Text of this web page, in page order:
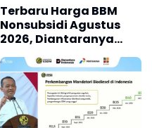
Terbaru Harga BBM
Nonsubsidi Agustus
2026, Diantaranya